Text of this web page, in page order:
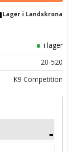
Lager i Landskrona
i lager
20-520
K9 Competition